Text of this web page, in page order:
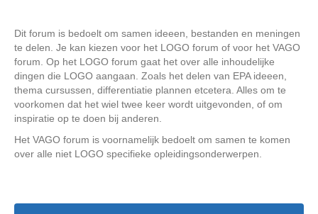
Dit forum is bedoelt om samen ideeen, bestanden en meningen
te delen. Je kan kiezen voor het LOGO forum of voor het VAGO
forum. Op het LOGO forum gaat het over alle inhoudelijke
dingen die LOGO aangaan. Zoals het delen van EPA ideeen,
thema cursussen, differentiatie plannen etcetera. Alles om te
voorkomen dat het wiel twee keer wordt uitgevonden, of om
inspiratie op te doen bij anderen.
Het VAGO forum is voornamelijk bedoelt om samen te komen
over alle niet LOGO specifieke opleidingsonderwerpen.